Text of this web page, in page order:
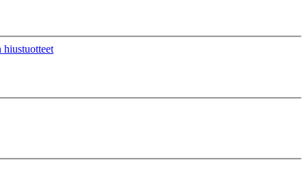
hiustuotteet